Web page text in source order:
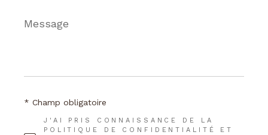
Message
*
J'AI PRIS CONNAISSANCE DE LA
POLITIQUE DE CONFIDENTIALITÉ ET
* Champ obligatoire